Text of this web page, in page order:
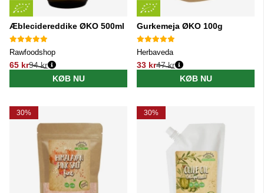
Æblecidereddike ØKO 500ml
Rawfoodshop
65 kr
Normalpris:
94 kr
KØB NU
Gurkemeja ØKO 100g
Herbaveda
33 kr
Normalpris:
47 kr
KØB NU
30% 30%